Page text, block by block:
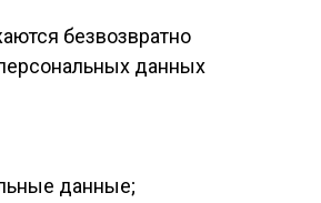
безвозвратно
данных
данные;